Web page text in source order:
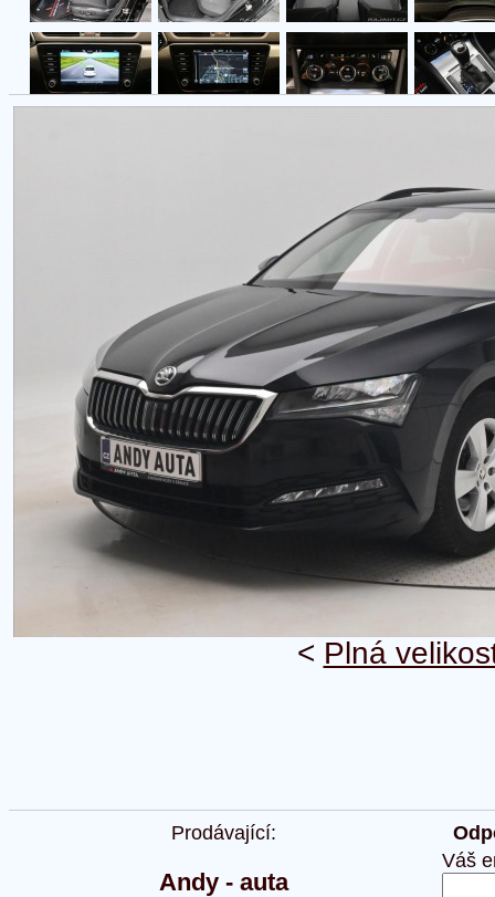
< Plná
Prodávající:
Andy - auta
Váš